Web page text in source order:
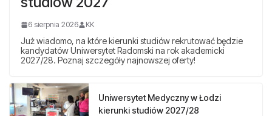
6 sierpnia 2026 KK
Już wiadomo, na które kierunki studiów rekrutować będzie
kandydatów Uniwersytet Radomski na rok akademicki
2027/28. Poznaj szczegóły najnowszej oferty!
Uniwersytet Medyczny w Łodzi
kierunki studiów 2027/28